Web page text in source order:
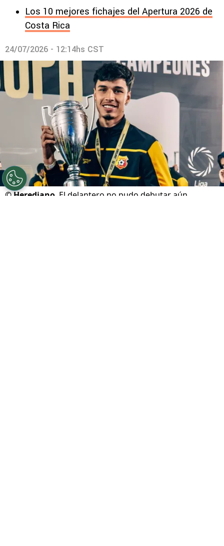
Los 10 mejores fichajes del Apertura 2026 de
Costa Rica
24/07/2026 - 12:14hs CST
©Herediano El delantero no pudo debutar aún.